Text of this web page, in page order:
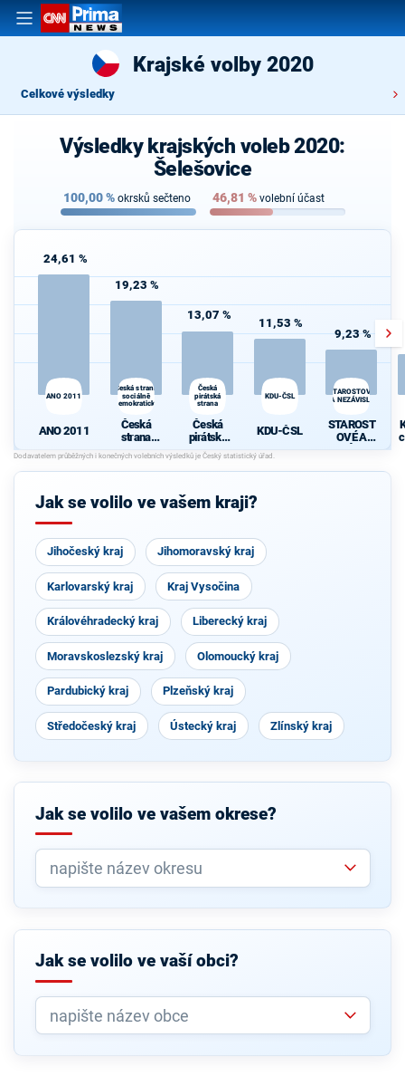
Krajské volby 2020
Celkové výsledky
Výsledky krajských voleb 2020:
Šelešovice
100,00% okrsků sečteno 46,81 % volební účast
24,61 %
ANO 2011
ANO 2011
19,23 %
Česká strana
sociálně
demokratická
Česká
strana
sociálně
demokrati
cká
13,07 %
Česká
pirátská
strana
Česká
pirátská
strana
11,53 %
KDU-ČSL
KDU-ČSL
9,23 %
STAROSTOVÉ
A NEZÁVISLÍ
STAROST
OVÉ A
NEZÁVISL
Jak se volilo ve vašem kraji?
Jihočeský kraj Jihomoravský kraj
Karlovarský kraj Kraj Vysočina
Královéhradecký kraj Liberecký kraj
Moravskoslezský kraj Olomoucký kraj
Pardubický kraj Plzeňský kraj
Středočeský kraj Ústecký kraj Zlínský kraj
Jak se volilo ve vašem okrese?
Jak se volilo ve vaší obci?